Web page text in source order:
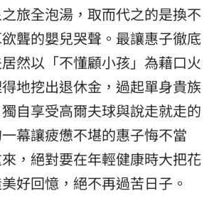
旅全泡湯，取而代之的是換不
聾的嬰兒哭聲。最讓惠子徹底
然以「不懂顧小孩」為藉口火
地挖出退休金，過起單身貴族
自享受高爾夫球與說走就走的
幕讓疲憊不堪的惠子悔不當
，絕對要在年輕健康時大把花
好回憶，絕不再過苦日子。